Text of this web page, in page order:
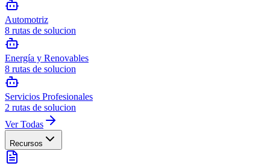
Automotriz
8 rutas de solucion
Energía y Renovables
8 rutas de solucion
Servicios Profesionales
2 rutas de solucion
Ver Todas
Recursos